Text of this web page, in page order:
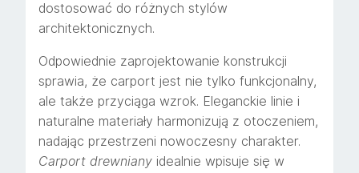
dostosować do różnych stylów
architektonicznych.
Odpowiednie zaprojektowanie konstrukcji
sprawia, że carport jest nie tylko funkcjonalny,
ale także przyciąga wzrok. Eleganckie linie i
naturalne materiały harmonizują z otoczeniem,
nadając przestrzeni nowoczesny charakter.
Carport drewniany idealnie wpisuje się w